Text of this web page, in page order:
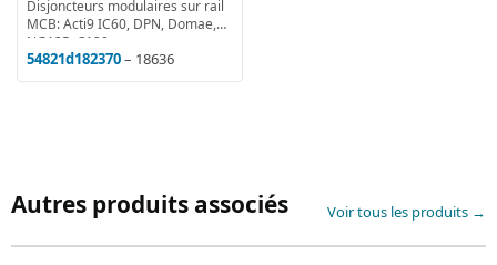
Disjoncteurs modulaires sur rail
MCB: Acti9 IC60, DPN, Domae,
NG125, C120
54821d182370– 18636
Autres produits associés Voir tous les produits →